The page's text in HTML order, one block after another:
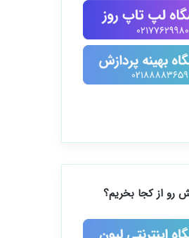
رو از کجا بخریم؟